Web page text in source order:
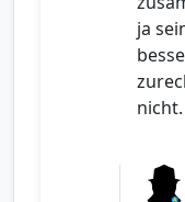
ja
nicht.